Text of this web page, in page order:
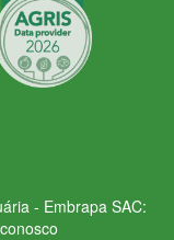
- Embrapa SAC: